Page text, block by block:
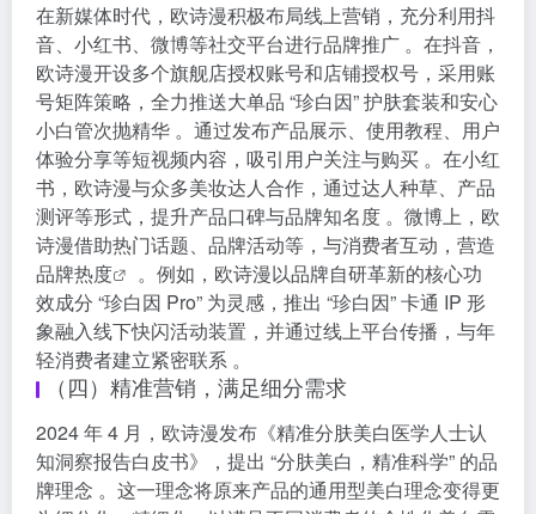
在新媒体时代，欧诗漫积极布局线上营销，充分利用抖
音、小红书、微博等社交平台进行品牌推广 。在抖音，
欧诗漫开设多个旗舰店授权账号和店铺授权号，采用账
号矩阵策略，全力推送大单品 “珍白因” 护肤套装和安心
小白管次抛精华 。通过发布产品展示、使用教程、用户
体验分享等短视频内容，吸引用户关注与购买 。在小红
书，欧诗漫与众多美妆达人合作，通过达人种草、产品
测评等形式，提升产品口碑与品牌知名度 。微博上，欧
诗漫借助热门话题、品牌活动等，与消费者互动，营造
品牌热度
。例如，欧诗漫以品牌自研革新的核心功
效成分 “珍白因 Pro” 为灵感，推出 “珍白因” 卡通 IP 形
象融入线下快闪活动装置，并通过线上平台传播，与年
轻消费者建立紧密联系 。
（四）精准营销，满足细分需求
2024 年 4 月，欧诗漫发布《精准分肤美白医学人士认
知洞察报告白皮书》，提出 “分肤美白，精准科学” 的品
牌理念 。这一理念将原来产品的通用型美白理念变得更